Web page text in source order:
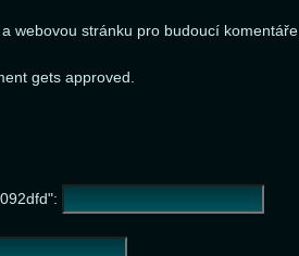
webovou stránku pro budoucí komentáře.
gets approved.